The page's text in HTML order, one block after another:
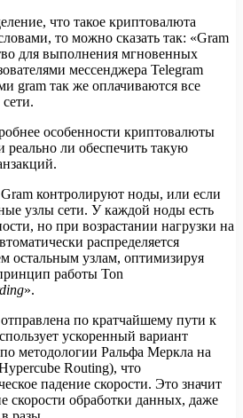
что такое криптовалюта
то можно сказать так: «Gram
для выполнения мгновенных
мессенджера Telegram
gram так же оплачиваются все
особенности криптовалюты
реально ли обеспечить такую
контролируют ноды, или если
узлы сети. У каждой ноды есть
но при возрастании нагрузки на
распределяется
остальным узлам, оптимизируя
работы Ton
».
по кратчайшему пути к
ускоренный вариант
методологии Ральфа Меркла на
Routing), что
падение скорости. Это значит
скорости обработки данных, даже